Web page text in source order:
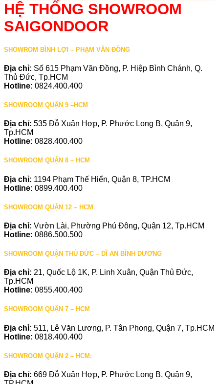
HỆ THỐNG SHOWROOM
SAIGONDOOR
SHOWROM BÌNH LỢI – PHẠM VĂN ĐỒNG
Địa chỉ: Số 615 Phạm Văn Đồng, P. Hiệp Bình Chánh, Q.
Thủ Đức, Tp.HCM
Hotline: 0824.400.400
SHOWROOM QUẬN 9 –HCM
Địa chỉ: 535 Đỗ Xuân Hợp, P. Phước Long B, Quận 9,
Tp.HCM
Hotline: 0828.400.400
SHOWROOM QUẬN 8 – HCM
Địa chỉ: 1194 Phạm Thế Hiển, Quận 8, TP.HCM
Hotline: 0899.400.400
SHOWROOM QUẬN 12 – HCM
Địa chỉ: Vườn Lài, Phường Phú Đông, Quận 12, Tp.HCM
Hotline: 0886.500.500
SHOWROOM QUẬN THỦ ĐỨC – DĨ AN BÌNH DƯƠNG
Địa chỉ: 21, Quốc Lộ 1K, P. Linh Xuân, Quận Thủ Đức,
Tp.HCM
Hotline: 0855.400.400
SHOWROOM QUẬN 7 – HCM
Địa chỉ: 511, Lê Văn Lương, P. Tân Phong, Quận 7, Tp.HCM
Hotline: 0818.400.400
SHOWROOM QUẬN 2 – HCM:
Địa chỉ: 669 Đỗ Xuân Hợp, P. Phước Long B, Quận 9,